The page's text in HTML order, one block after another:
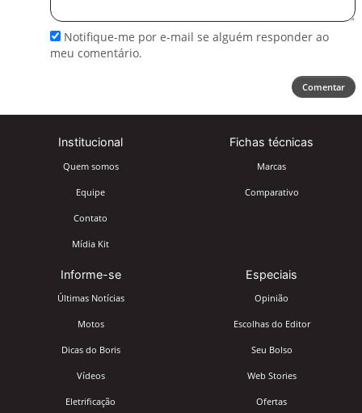
Notifique-me por e-mail se alguém responder ao
meu comentário.
Comentar
Institucional
Quem somos
Equipe
Contato
Mídia Kit
Fichas técnicas
Marcas
Comparativo
Informe-se
Últimas Notícias
Motos
Dicas do Boris
Vídeos
Eletrificação
Especiais
Opinião
Escolhas do Editor
Seu Bolso
Web Stories
Ofertas